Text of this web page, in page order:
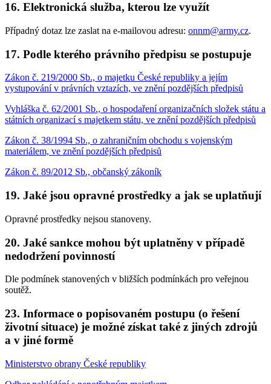
16. Elektronická služba, kterou lze využít
Případný dotaz lze zaslat na e-mailovou adresu: onnm@army.cz.
17. Podle kterého právního předpisu se postupuje
Zákon č. 219/2000 Sb., o majetku České republiky a jejím
vystupování v právních vztazích, ve znění pozdějších předpisů
Vyhláška č. 62/2001 Sb., o hospodaření organizačních složek státu a
státních organizací s majetkem státu, ve znění pozdějších předpisů
Zákon č. 38/1994 Sb., o zahraničním obchodu s vojenským
materiálem, ve znění pozdějších předpisů
Zákon č. 89/2012 Sb., občanský zákoník
19. Jaké jsou opravné prostředky a jak se uplatňují
Opravné prostředky nejsou stanoveny.
20. Jaké sankce mohou být uplatněny v případě
nedodržení povinností
Dle podmínek stanovených v bližších podmínkách pro veřejnou
soutěž.
23. Informace o popisovaném postupu (o řešení
životní situace) je možné získat také z jiných zdrojů
a v jiné formě
Ministerstvo obrany České republiky